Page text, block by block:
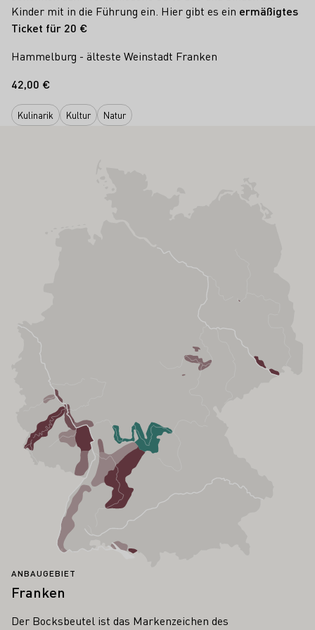
Kinder mit in die Führung ein. Hier gibt es ein ermäßigtes
Ticket für 20 €
Hammelburg - älteste Weinstadt Franken
42,00 €
Kulinarik Kultur Natur
ANBAUGEBIET
Franken
Der Bocksbeutel ist das Markenzeichen des